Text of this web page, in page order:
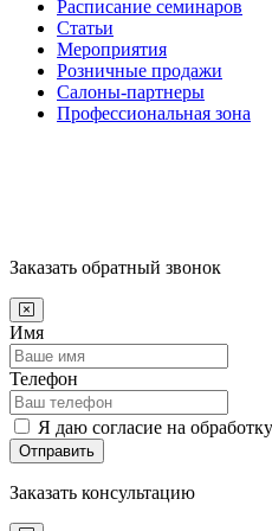
Расписание семинаров
Статьи
Мероприятия
Розничные продажи
Салоны-партнеры
Профессиональная зона
Заказать обратный звонок
Имя
Телефон
Я даю согласие на
Отправить
Заказать консультацию